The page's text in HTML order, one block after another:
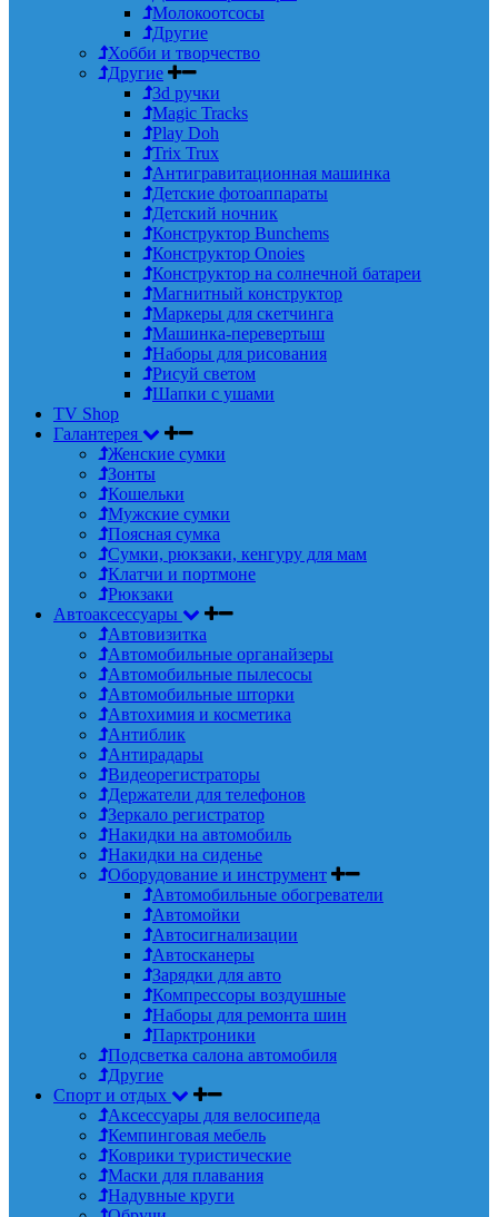
Молокоотсосы
Другие
Хобби и творчество
Другие
3d ручки
Magic Tracks
Play Doh
Trix Trux
Антигравитационная машинка
Детские фотоаппараты
Детский ночник
Конструктор Bunchems
Конструктор Onoies
Конструктор на солнечной батареи
Магнитный конструктор
Маркеры для скетчинга
Машинка-перевертыш
Наборы для рисования
Рисуй светом
Шапки с ушами
TV Shop
Галантерея
Женские сумки
Зонты
Кошельки
Мужские сумки
Поясная сумка
Сумки, рюкзаки, кенгуру для мам
Клатчи и портмоне
Рюкзаки
Автоаксессуары
Автовизитка
Автомобильные органайзеры
Автомобильные пылесосы
Автомобильные шторки
Автохимия и косметика
Антиблик
Антирадары
Видеорегистраторы
Держатели для телефонов
Зеркало регистратор
Накидки на автомобиль
Накидки на сиденье
Оборудование и инструмент
Автомобильные обогреватели
Автомойки
Автосигнализации
Автосканеры
Зарядки для авто
Компрессоры воздушные
Наборы для ремонта шин
Парктроники
Подсветка салона автомобиля
Другие
Спорт и отдых
Аксессуары для велосипеда
Кемпинговая мебель
Коврики туристические
Маски для плавания
Надувные круги